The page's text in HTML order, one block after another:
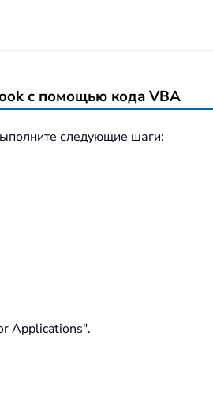
с помощью кода VBA
следующие шаги:
Applications".